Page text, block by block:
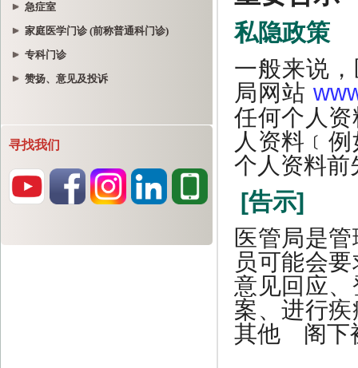
急症室
家庭医学门诊 (前称普通科门诊)
专科门诊
赞扬、意见及投诉
寻找我们